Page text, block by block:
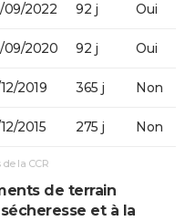
09/2022 92 j Oui
09/2020 92 j Oui
2019 365 j Non
2015 275 j Non
la CCR
de terrain
et à la